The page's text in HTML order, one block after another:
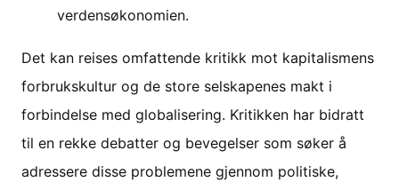
verdensøkonomien.
Det kan reises omfattende kritikk mot kapitalismens
forbrukskultur og de store selskapenes makt i
forbindelse med globalisering. Kritikken har bidratt
til en rekke debatter og bevegelser som søker å
adressere disse problemene gjennom politiske,